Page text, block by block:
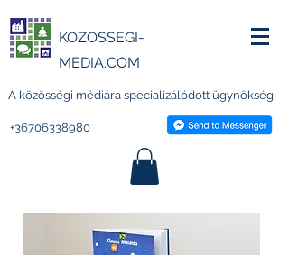
KOZOSSEGI-
MEDIA.COM
A közösségi médiára specializálódott ügynökség
+36706338980